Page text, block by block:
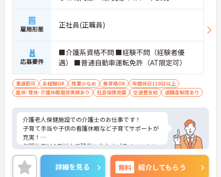
雇用形態 正社員(正職員)
応募要件
■介護系資格不問 ■経験不問（経験者優
遇） ■普通自動車運転免許（AT限定可）
車通勤可 未経験OK 残業少なめ 無資格OK
年間休日110日以上
産休･育休･介護休暇取得実績あり
社会保険完備 交通費支給 退職金制度あり
介護老人保健施設での介護士のお仕事です！
子育て手当や子供の看護休暇など子育てサポートが
充実！
年間休日110日以上で残業も少なくプライベートも
充実させられます！
ご興味ある方には、面接のポイントなど、さらに詳
細をお話致しますのでお気軽にご相談ください。
詳細を見る 無料 紹介してもらう